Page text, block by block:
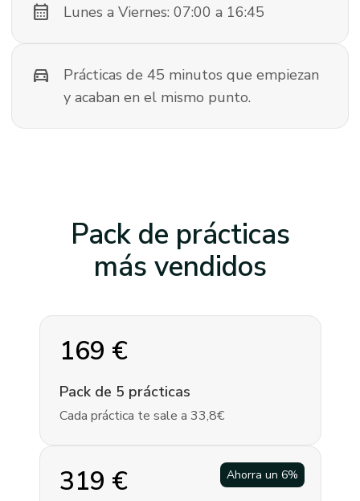
calendar_month Lunes a Viernes: 07:00 a 16:45
directions_car
Prácticas de 45 minutos que empiezan
y acaban en el mismo punto.
Pack de prácticas
más vendidos
169 €
Pack de 5 prácticas
Cada práctica te sale a 33,8€
Ahorra un 6%
319 €